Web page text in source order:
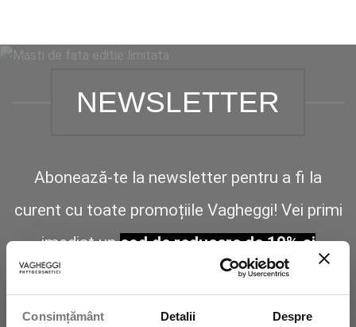
Consimțământ Detalii Despre
NEWSLETTER
Abonează-te la newsletter pentru a fi la
curent cu toate promoțiile Vagheggi! Vei primi
imediat uncod de reducere de 10% și
transport gratuit
pe care să-l folosești la
următoarea achiziție.